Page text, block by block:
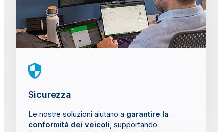
Sicurezza
Le nostre soluzioni aiutano a garantire la
conformità dei veicoli, supportando